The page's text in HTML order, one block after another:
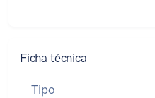
Ficha técnica
Tipo